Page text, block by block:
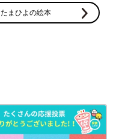
たまひよの絵本